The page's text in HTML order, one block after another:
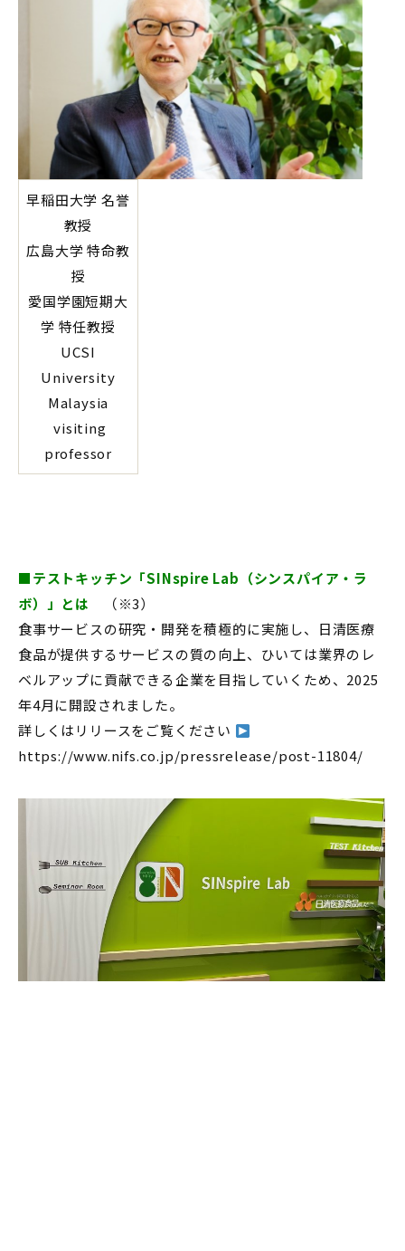
早稲田大学 名誉
教授
広島大学 特命教
授
愛国学園短期大
学 特任教授
UCSI
University
Malaysia
visiting
professor
■テストキッチン「SINspire Lab （シンスパイア・ラ
ボ）」とは
（※3）
食事サービスの研究・開発を積極的に実施し、日清医療
食品が提供するサービスの質の向上、ひいては業界のレ
ベルアップに貢献できる企業を目指していくため、2025
年4月に開設されました。
詳しくはリリースをご覧ください
https://www.nifs.co.jp/pressrelease/post-11804/